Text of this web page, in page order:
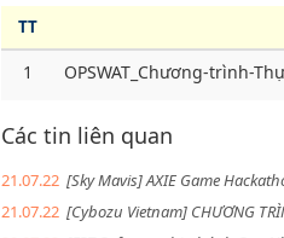
TT
1 OPSWAT_Chương-trình-
Các tin liên quan
21.07.22 [Sky Mavis] AXIE Game
21.07.22 [Cybozu Vietnam] CHƯƠNG